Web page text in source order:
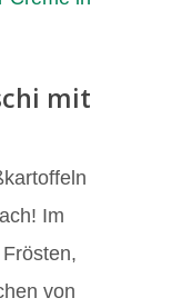
mit
Im
von